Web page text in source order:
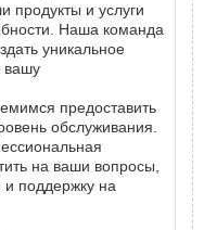
продукты и услуги
Наша команда
уникальное
вашу
предоставить
обслуживания.
на ваши вопросы,
и поддержку на